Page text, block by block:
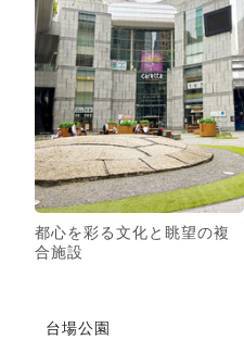
都心を彩る文化と眺望の複
合施設
台場公園